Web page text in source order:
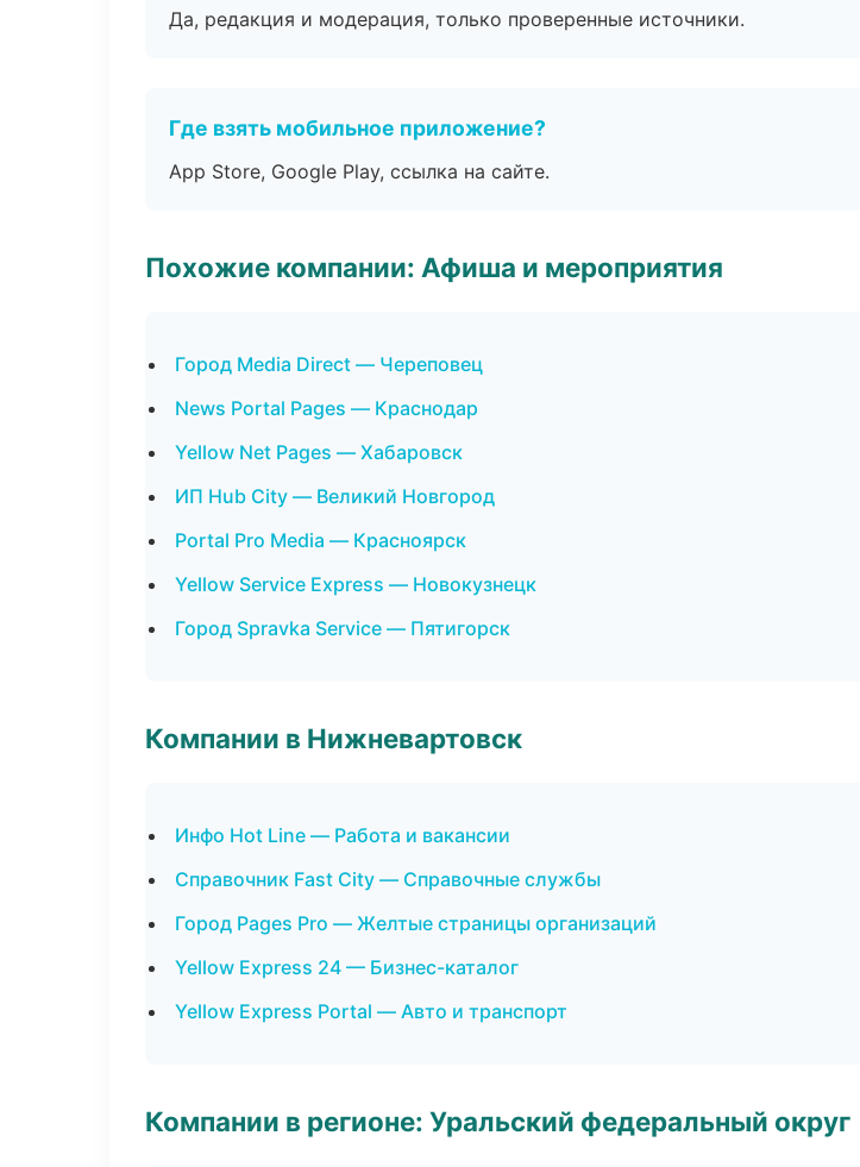
Да, редакция и модерация, только проверенные источники.
Где взять мобильное приложение?
App Store, Google Play, ссылка на сайте.
Похожие компании: Афиша и мероприятия
Город Media Direct — Череповец
News Portal Pages — Краснодар
Yellow Net Pages — Хабаровск
ИП Hub City — Великий Новгород
Portal Pro Media — Красноярск
Yellow Service Express — Новокузнецк
Город Spravka Service — Пятигорск
Компании в Нижневартовск
Инфо Hot Line — Работа и вакансии
Справочник Fast City — Справочные службы
Город Pages Pro — Желтые страницы организаций
Yellow Express 24 — Бизнес-каталог
Yellow Express Portal — Авто и транспорт
Компании в регионе: Уральский федеральный округ